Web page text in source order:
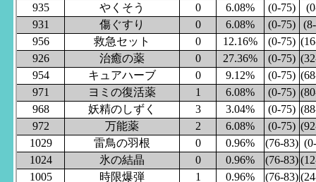
935
やくそう 0 6.08% (0-75)
931
傷ぐすり 0 6.08% (0-75)
956
救急セット 0 12.16% (0-75)
926
治癒の薬 0 27.36% (0-75)
954
キュアハーブ 0 9.12% (0-75)
971
ヨミの復活薬 1 6.08% (0-75)
968
妖精のしずく 3 3.04% (0-75)
972
万能薬 2 6.08% (0-75)
1029
雷鳥の羽根 0 0.96% (76-83)
1024
氷の結晶 0 0.96% (76-83)
1005
時限爆弾 1 0.96% (76-83)